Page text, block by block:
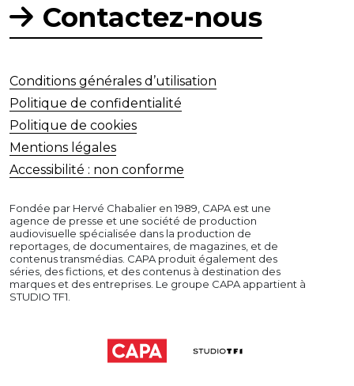
Fondée par Hervé Chabalier en 1989, CAPA est une
agence de presse et une société de production
audiovisuelle spécialisée dans la production de
reportages, de documentaires, de magazines, et de
contenus transmédias. CAPA produit également des
séries, des fictions, et des contenus à destination des
marques et des entreprises. Le groupe CAPA appartient à
STUDIO TF1.
Conditions générales d’utilisation
Politique de confidentialité
Politique de cookies
Mentions légales
Accessibilité : non conforme
Contactez-nous